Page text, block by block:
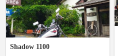
Shadow 1100